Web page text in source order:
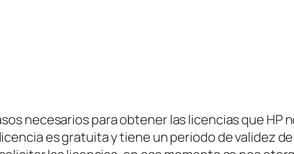
necesarios para obtener las licencias que HP
es gratuita y tiene un periodo de validez